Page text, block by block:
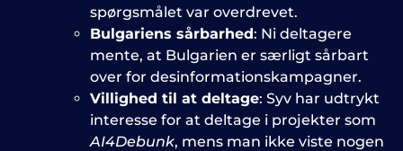
spørgsmålet var overdrevet.
Bulgariens sårbarhed: Ni deltagere
mente, at Bulgarien er særligt sårbart
over for desinformationskampagner.
Villighed til at deltage: Syv har udtrykt
interesse for at deltage i projekter som
AI4Debunk, mens man ikke viste nogen